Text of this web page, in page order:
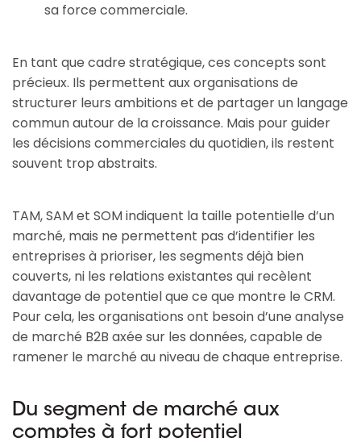
sa force commerciale.
En tant que cadre stratégique, ces concepts sont
précieux. Ils permettent aux organisations de
structurer leurs ambitions et de partager un langage
commun autour de la croissance. Mais pour guider
les décisions commerciales du quotidien, ils restent
souvent trop abstraits.
TAM, SAM et SOM indiquent la taille potentielle d’un
marché, mais ne permettent pas d’identifier les
entreprises à prioriser, les segments déjà bien
couverts, ni les relations existantes qui recèlent
davantage de potentiel que ce que montre le CRM.
Pour cela, les organisations ont besoin d’une analyse
de marché B2B axée sur les données, capable de
ramener le marché au niveau de chaque entreprise.
Du segment de marché aux
comptes à fort potentiel